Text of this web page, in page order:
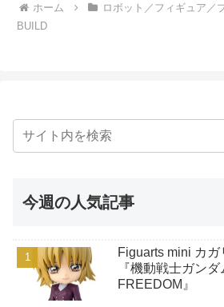
ホーム ロボット／フィギュア／
BUILD
今週の人気記事
Figuarts mini カ
『機動戦士ガン
FREEDOM』